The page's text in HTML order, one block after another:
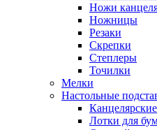
Ножи
Ножницы
Резаки
Скрепки
Степлеры
Точилки
Мелки
Настольные
Лотки для